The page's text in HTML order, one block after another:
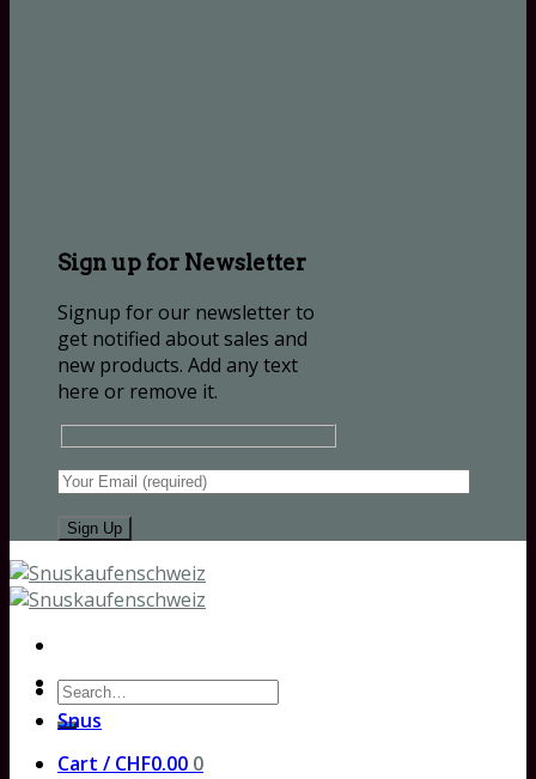
Sign up for Newsletter
Signup for our newsletter to
get notified about sales and
new products. Add any text
here or remove it.
Search
for:
Cart / CHF0.00 0
Snus